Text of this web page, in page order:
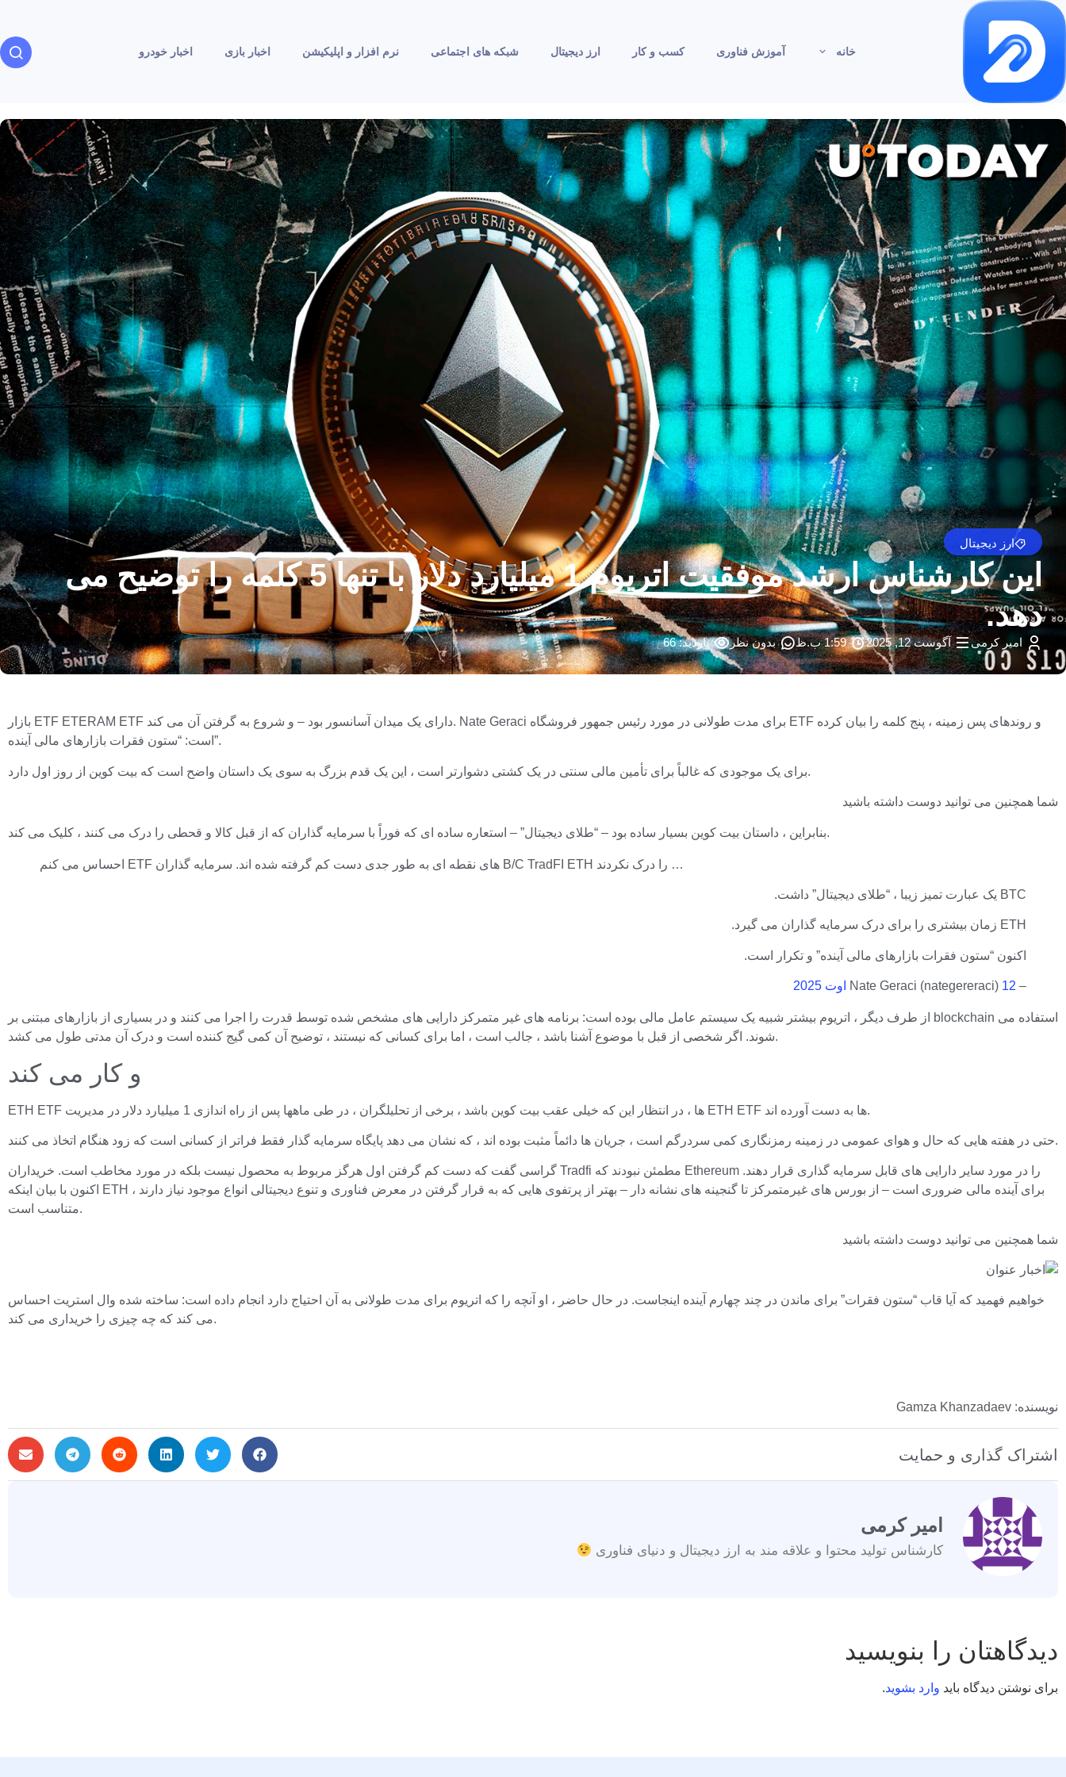
خانه آموزش فناوری کسب و کار ارز دیجیتال شبکه های اجتماعی نرم افزار و اپلیکیشن اخبار بازی اخبار خودرو
ارز دیجیتال
این کارشناس ارشد موفقیت اتریوم 1 میلیارد دلار با تنها 5 کلمه را توضیح می
دهد.
امیر کرمی آگوست 12, 2025 1:59 ب.ظ بدون نظر بازدید: 66
بازار ETF ETERAM ETF دارای یک میدان آسانسور بود – و شروع به گرفتن آن می کند. Nate Geraci برای مدت طولانی در مورد رئیس جمهور فروشگاه ETF و روندهای پس زمینه ، پنج کلمه را بیان کرده
است: “ستون فقرات بازارهای مالی آینده”.
برای یک موجودی که غالباً برای تأمین مالی سنتی در یک کشتی دشوارتر است ، این یک قدم بزرگ به سوی یک داستان واضح است که بیت کوین از روز اول دارد.
شما همچنین می توانید دوست داشته باشید
بنابراین ، داستان بیت کوین بسیار ساده بود – “طلای دیجیتال” – استعاره ساده ای که فوراً با سرمایه گذاران که از قبل کالا و قحطی را درک می کنند ، کلیک می کند.
احساس می کنم ETF های نقطه ای به طور جدی دست کم گرفته شده اند. سرمایه گذاران B/C TradFI ETH را درک نکردند …
BTC یک عبارت تمیز زیبا ، “طلای دیجیتال” داشت.
ETH زمان بیشتری را برای درک سرمایه گذاران می گیرد.
اکنون “ستون فقرات بازارهای مالی آینده” و تکرار است.
– Nate Geraci (nategereraci) 12 اوت 2025
از طرف دیگر ، اتریوم بیشتر شبیه یک سیستم عامل مالی بوده است: برنامه های غیر متمرکز دارایی های مشخص شده توسط قدرت را اجرا می کنند و در بسیاری از بازارهای مبتنی بر blockchain استفاده می
شوند. اگر شخصی از قبل با موضوع آشنا باشد ، جالب است ، اما برای کسانی که نیستند ، توضیح آن کمی گیج کننده است و درک آن مدتی طول می کشد.
و کار می کند
ETH ETF ها ، در انتظار این که خیلی عقب بیت کوین باشد ، برخی از تحلیلگران ، در طی ماهها پس از راه اندازی 1 میلیارد دلار در مدیریت ETH ETF ها به دست آورده اند.
حتی در هفته هایی که حال و هوای عمومی در زمینه رمزنگاری کمی سردرگم است ، جریان ها دائماً مثبت بوده اند ، که نشان می دهد پایگاه سرمایه گذار فقط فراتر از کسانی است که زود هنگام اتخاذ می کنند.
گراسی گفت که دست کم گرفتن اول هرگز مربوط به محصول نیست بلکه در مورد مخاطب است. خریداران Tradfi مطمئن نبودند که Ethereum را در مورد سایر دارایی های قابل سرمایه گذاری قرار دهند.
اکنون با بیان اینکه ETH برای آینده مالی ضروری است – از بورس های غیرمتمرکز تا گنجینه های نشانه دار – بهتر از پرتفوی هایی که به قرار گرفتن در معرض فناوری و تنوع دیجیتالی انواع موجود نیاز دارند ،
متناسب است.
شما همچنین می توانید دوست داشته باشید
خواهیم فهمید که آیا قاب “ستون فقرات” برای ماندن در چند چهارم آینده اینجاست. در حال حاضر ، او آنچه را که اتریوم برای مدت طولانی به آن احتیاج دارد انجام داده است: ساخته شده وال استریت احساس
می کند که چه چیزی را خریداری می کند.
نویسنده: Gamza Khanzadaev
اشتراک گذاری و حمایت
امیر کرمی
کارشناس تولید محتوا و علاقه مند به ارز دیجیتال و دنیای فناوری
دیدگاهتان را بنویسید
برای نوشتن دیدگاه باید وارد بشوید.